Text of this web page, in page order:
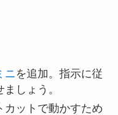
ニを追加。指示に従
しょう。
カットで動かすため